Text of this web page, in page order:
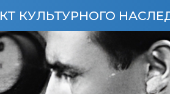
НАСЛЕДИЯ